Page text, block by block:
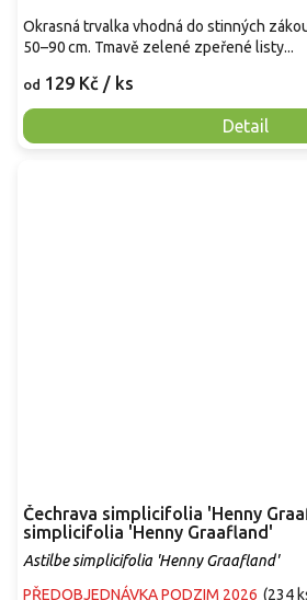
od 129 Kč / ks
Detail
Okrasná trvalka vhodná do stinných
50–90 cm. Tmavě zelené zpeřené listy...
Čechrava simplicifolia 'Henny
simplicifolia 'Henny Graafland'
Astilbe simplicifolia 'Henny Graafland'
PŘEDOBJEDNÁVKA PODZIM 2026 (234